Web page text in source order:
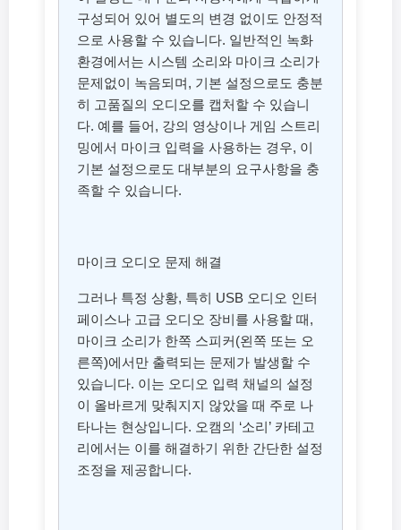
구성되어 있어 별도의 변경 없이도 안정적
으로 사용할 수 있습니다. 일반적인 녹화
환경에서는 시스템 소리와 마이크 소리가
문제없이 녹음되며, 기본 설정으로도 충분
히 고품질의 오디오를 캡처할 수 있습니
다. 예를 들어, 강의 영상이나 게임 스트리
밍에서 마이크 입력을 사용하는 경우, 이
기본 설정으로도 대부분의 요구사항을 충
족할 수 있습니다.
마이크 오디오 문제 해결
그러나 특정 상황, 특히 USB 오디오 인터
페이스나 고급 오디오 장비를 사용할 때,
마이크 소리가 한쪽 스피커(왼쪽 또는 오
른쪽)에서만 출력되는 문제가 발생할 수
있습니다. 이는 오디오 입력 채널의 설정
이 올바르게 맞춰지지 않았을 때 주로 나
타나는 현상입니다. 오캠의 ‘소리’ 카테고
리에서는 이를 해결하기 위한 간단한 설정
조정을 제공합니다.